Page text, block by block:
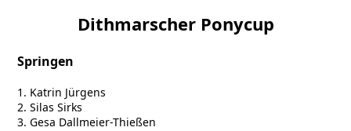
Dithmarscher Ponycup
Springen
1. Katrin Jürgens
2. Silas Sirks
3. Gesa Dallmeier-Thießen